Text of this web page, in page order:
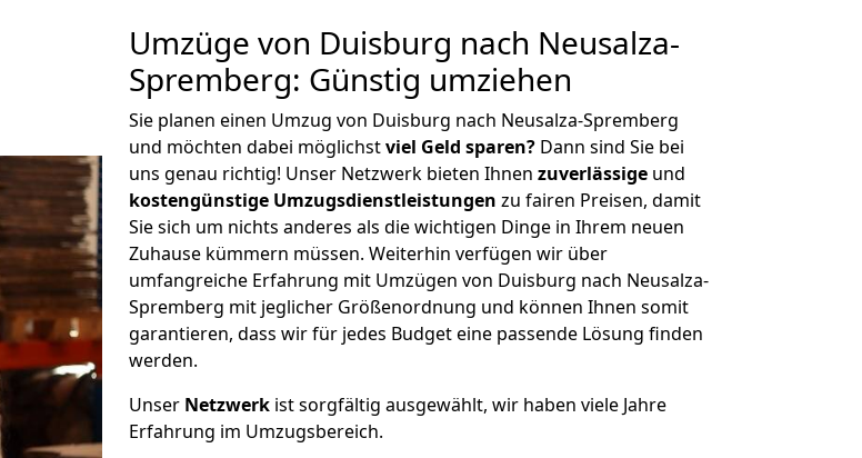
Umzüge von Duisburg nach Neusalza-
Spremberg: Günstig umziehen
Sie planen einen Umzug von Duisburg nach Neusalza-Spremberg
und möchten dabei möglichstviel Geld sparen? Dann sind Sie bei
uns genau richtig! Unser Netzwerk bieten Ihnen zuverlässige und
kostengünstige Umzugsdienstleistungen zu fairen Preisen, damit
Sie sich um nichts anderes als die wichtigen Dinge in Ihrem neuen
Zuhause kümmern müssen. Weiterhin verfügen wir über
umfangreiche Erfahrung mit Umzügen von Duisburg nach Neusalza-
Spremberg mit jeglicher Größenordnung und können Ihnen somit
garantieren, dass wir für jedes Budget eine passende Lösung finden
werden.
Unser Netzwerk ist sorgfältig ausgewählt, wir haben viele Jahre
Erfahrung im Umzugsbereich.